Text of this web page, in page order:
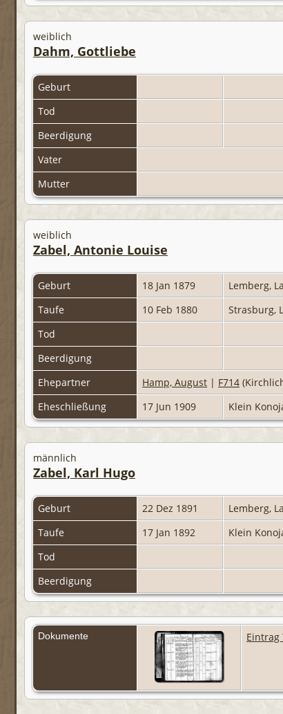
weiblich
Dahm, Gottliebe
Geburt
Tod
Beerdigung
Vater
Mutter
weiblich
Zabel, Antonie Louise
Geburt 18 Jan 1879
Lemberg,
Taufe
10 Feb 1880
Strasburg,
Tod
Beerdigung
Ehepartner
Hamp, August | F714
Eheschließung
17 Jun 1909 Klein
männlich
Zabel, Karl Hugo
Geburt 22 Dez 1891
Lemberg,
Taufe
17 Jan 1892
Klein
Tod
Beerdigung
Dokumente Eintrag